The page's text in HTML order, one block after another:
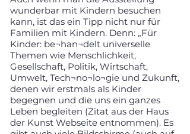
wunderbar mit Kindern besuchen
kann, ist das ein Tipp nicht nur für
Familien mit Kindern. Denn: „Für
Kinder: be¬han¬delt universelle
Themen wie Menschlichkeit,
Gesellschaft, Politik, Wirtschaft,
Umwelt, Tech¬no¬lo¬gie und Zukunft,
denen wir erstmals als Kinder
begegnen und die uns ein ganzes
Leben begleiten (Zitat aus der Haus
der Kunst Webseite entnommen). Es